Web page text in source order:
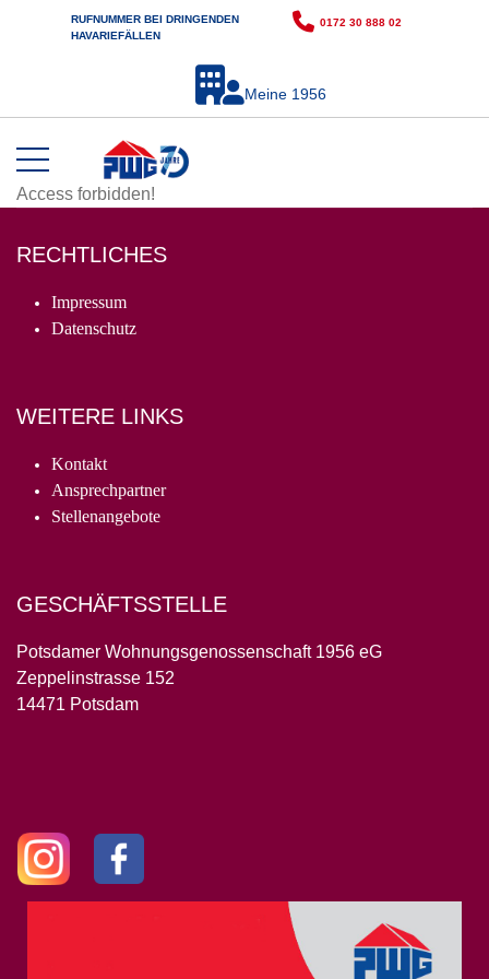
RUFNUMMER BEI DRINGENDEN
HAVARIEFÄLLEN
0172 30 888 02
Meine 1956
Access forbidden!
RECHTLICHES
Impressum
Datenschutz
WEITERE LINKS
Kontakt
Ansprechpartner
Stellenangebote
GESCHÄFTSSTELLE
Potsdamer Wohnungsgenossenschaft 1956 eG
Zeppelinstrasse 152
14471 Potsdam